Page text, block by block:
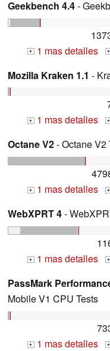
Geekbench 4.4-
+ 1 mas detalles +
Mozilla Kraken 1.1 -
+ 1 mas detalles +
Octane V2- Octane V2
+ 1 mas detalles +
WebXPRT 4-
+ 1 mas detalles +
PassMark
Mobile V1 CPU Tests
+ 1 mas detalles +